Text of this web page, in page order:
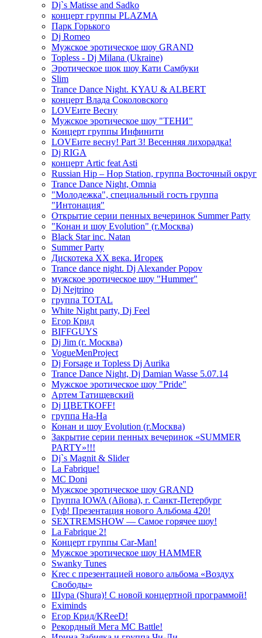
Dj`s Matisse and Sadko
концерт группы PLAZMA
Парк Горького
Dj Romeo
Мужское эротическое шоу GRAND
Topless - Dj Milana (Ukraine)
Эротическое шок шоу Кати Самбуки
Slim
Trance Dance Night. KYAU & ALBERT
концерт Влада Соколовского
LOVEите Весну
Мужское эротическое шоу "ТЕНИ"
Концерт группы Инфинити
LOVEите весну! Part 3! Весенняя лихорадка!
Dj RIGA
концерт Artic feat Asti
Russian Hip – Hop Station, группа Восточный округ
Trance Dance Night, Omnia
"Молодежка", специальный гость группа
"Интонация"
Открытие серии пенных вечеринок Summer Party
"Конан и шоу Evolution" (г.Москва)
Black Star inc. Natan
Summer Party
Дискотека ХХ века. Игорек
Trance dance night. Dj Alexander Popov
мужское эротическое шоу "Hummer"
Dj Nejtrino
группа TOTAL
White Night party, Dj Feel
Егор Крид
BIFFGUYS
Dj Jim (г. Москва)
VogueMenProject
Dj Forsage и Topless Dj Aurika
Trance Dance Night, Dj Damian Wasse 5.07.14
Мужское эротическое шоу "Pride"
Артем Татищевский
Dj ЦВЕТКOFF!
группа На-На
Конан и шоу Evolution (г.Москва)
Закрытие серии пенных вечеринок «SUMMER
PARTY»!!!
Dj`s Magnit & Slider
La Fabrique!
MC Doni
Мужское эротическое шоу GRAND
Группа IOWA (Айова), г. Санкт-Петербург
Гуф! Презентация нового Альбома 420!
SEXTREMSHOW — Самое горячее шоу!
La Fabrique 2!
Концерт группы Car-Man!
Мужское эротическое шоу HAMMER
Swanky Tunes
Krec с презентацией нового альбома «Воздух
Свободы»
Шура (Shura)! С новой концертной программой!
Eximinds
Егор Крид/KReeD!
Рекордный Мега МС Battle!